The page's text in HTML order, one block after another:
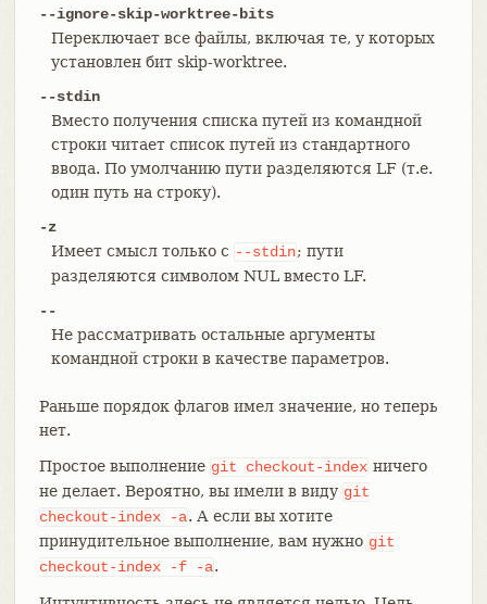
--ignore-skip-worktree-bits
Переключает все файлы, включая те, у которых
установлен бит skip-worktree.
--stdin
Вместо получения списка путей из командной
строки читает список путей из стандартного
ввода. По умолчанию пути разделяются LF (т.е.
один путь на строку).
-z
Имеет смысл только с --stdin; пути
разделяются символом NUL вместо LF.
--
Не рассматривать остальные аргументы
командной строки в качестве параметров.
Раньше порядок флагов имел значение, но теперь
нет.
Простое выполнение git checkout-index ничего
не делает. Вероятно, вы имели в виду git
checkout-index
-a. А если вы хотите
принудительное выполнение, вам нужно git
checkout-index
-f -a.